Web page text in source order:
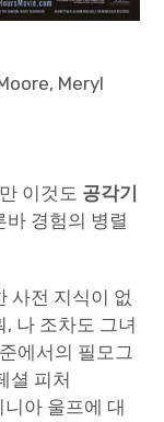
Meryl
이것도 공각기
바 경험의 병렬
사전 지식이 없
나 조차도 그녀
에서의 필모그
셜 피처
아 울프에 대